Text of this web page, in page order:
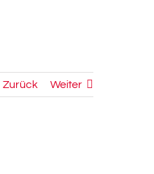
Zurück Weiter